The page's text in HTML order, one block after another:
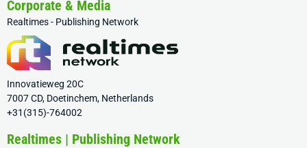
Corporate & Media
Realtimes - Publishing Network
Innovatieweg 20C
7007 CD, Doetinchem, Netherlands
+31(315)-764002
Realtimes | Publishing Network